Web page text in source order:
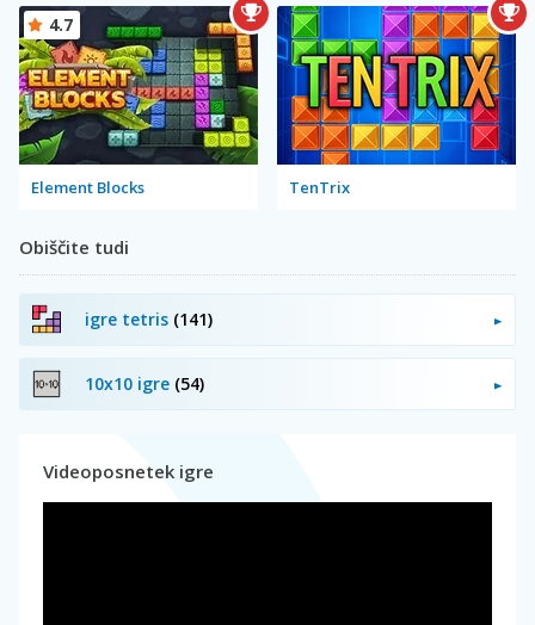
Element Blocks
4.7
TenTrix
Obiščite tudi
igre tetris (141)
10x10 igre (54)
Videoposnetek igre